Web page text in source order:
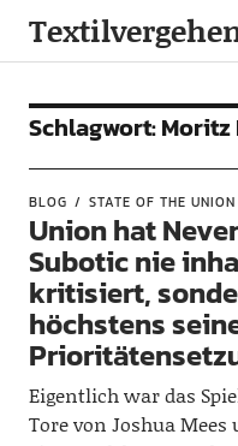
Schlagwort:Moritz
BLOG STATE OF THE UNION
Union hat
Subotic nie
kritisiert,
höchstens
Eigentlich war das
Tore von Joshua